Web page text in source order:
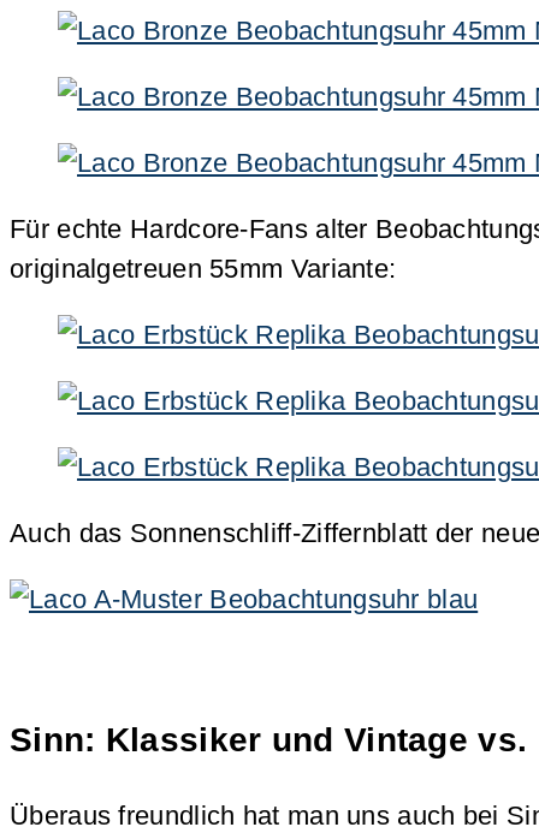
Für echte Hardcore-Fans alter
originalgetreuen 55mm Variante:
Auch das Sonnenschliff-Ziffernblatt der
Sinn: Klassiker und Vintage
Überaus freundlich hat man uns auch bei